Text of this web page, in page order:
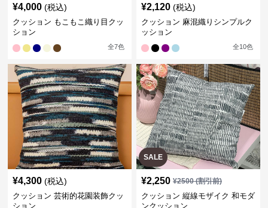
¥4,000 (税込)
クッション もこもこ織り目クッ
ション
全7色
¥2,120 (税込)
クッション 麻混織りシンプルク
ッション
全10色
¥4,300 (税込)
クッション 芸術的花園装飾クッ
ション
SALE
¥2,250 ¥2500(割引前)
クッション 縦線モザイク 和モダ
ンクッション